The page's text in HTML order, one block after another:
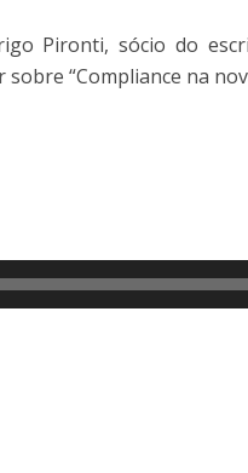
Pironti, sócio do
“Compliance na